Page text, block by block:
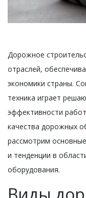
Дорожное
отраслей,
экономики страны.
техника играет
эффективности
качества дорожных
рассмотрим
и тенденции в
оборудования.